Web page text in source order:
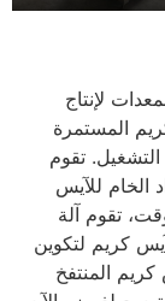
لإنتاج
المستمرة
التشغيل. تقوم
الخام للآيس
تقوم آلة
كريم لتكوين
المنتفخ